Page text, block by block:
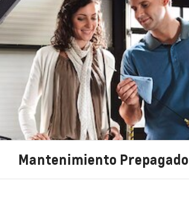
Mantenimiento Prepagado